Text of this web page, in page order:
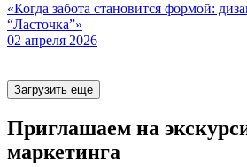
«Когда забота становится формой:
“Ласточка”»
02 апреля 2026
Загрузить еще
Приглашаем на
маркетинга